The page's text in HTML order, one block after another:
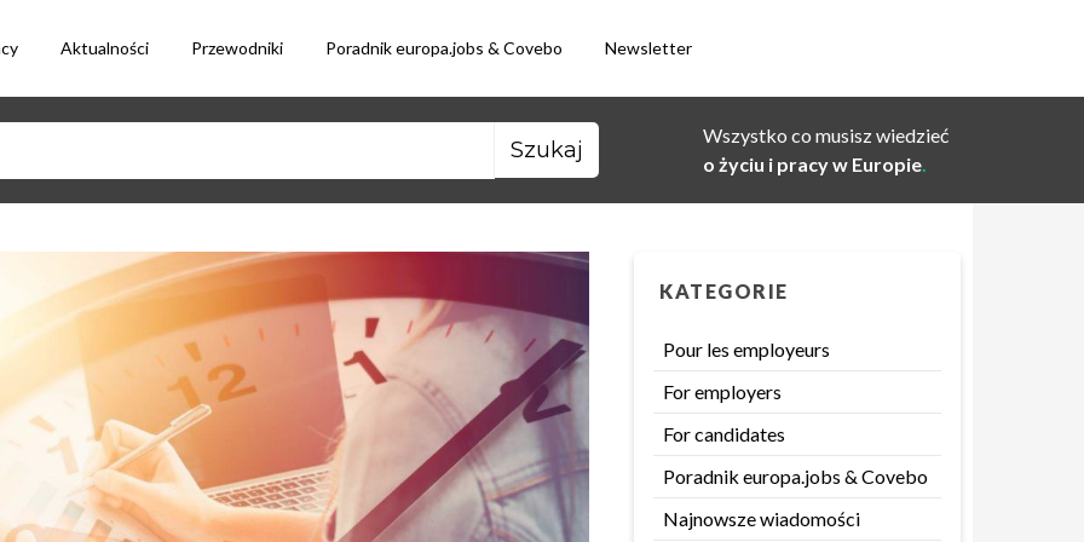
Aktualności Przewodniki Poradnik europa.jobs & Covebo Newsletter
Wszystko co musisz wiedzieć
o życiu i pracy w Europie.
KATEGORIE
Pour les employeurs
For employers
For candidates
Poradnik europa.jobs & Covebo
Najnowsze wiadomości